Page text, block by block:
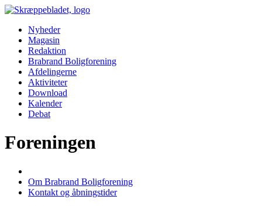
Nyheder
Magasin
Redaktion
Brabrand Boligforening
Afdelingerne
Aktiviteter
Download
Kalender
Debat
Foreningen
Om Brabrand Boligforening
Kontakt og åbningstider